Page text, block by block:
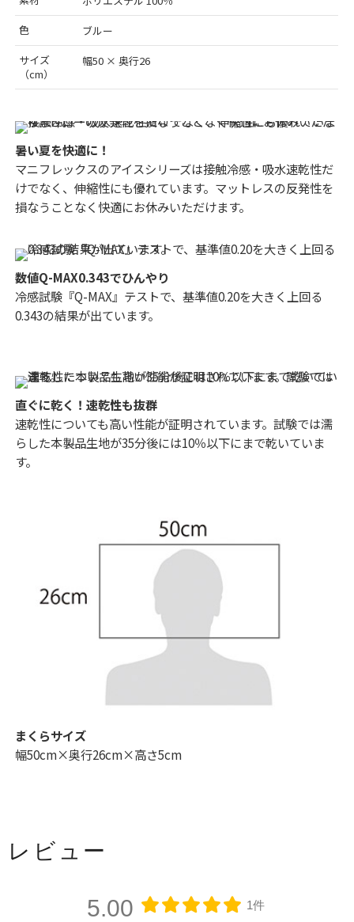
色
ブルー
サイズ
（cm）
幅50 × 奥行26
暑い夏を快適に！
マニフレックスのアイスシリーズは接触冷感・吸水速乾性だ
けでなく、伸縮性にも優れています。マットレスの反発性を
損なうことなく快適にお休みいただけます。
数値Q-MAX0.343でひんやり
冷感試験『Q-MAX』テストで、基準値0.20を大きく上回る
0.343の結果が出ています。
直ぐに乾く！速乾性も抜群
速乾性についても高い性能が証明されています。試験では濡
らした本製品生地が35分後には10％以下にまで乾いていま
す。
まくらサイズ
幅50cm×奥行26cm×高さ5cm
レビュー
5.00 1件